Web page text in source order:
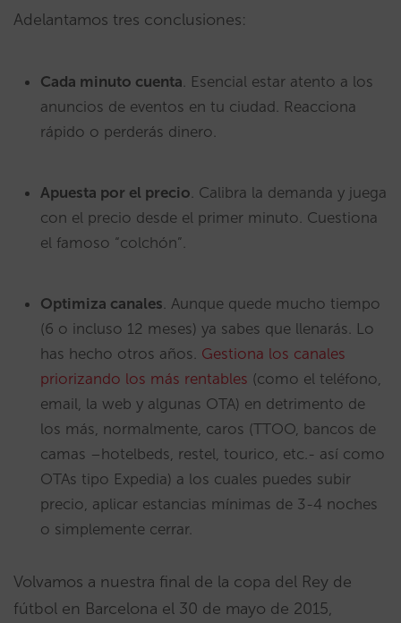
Adelantamos tres conclusiones:
Cada minuto cuenta. Esencial estar atento a los
anuncios de eventos en tu ciudad. Reacciona
rápido o perderás dinero.
Apuesta por el precio. Calibra la demanda y juega
con el precio desde el primer minuto. Cuestiona
el famoso “colchón”.
Optimiza canales. Aunque quede mucho tiempo
(6 o incluso 12 meses) ya sabes que llenarás. Lo
has hecho otros años. Gestiona los canales
priorizando los más rentables (como el teléfono,
email, la web y algunas OTA) en detrimento de
los más, normalmente, caros (TTOO, bancos de
camas –hotelbeds, restel, tourico, etc.- así como
OTAs tipo Expedia) a los cuales puedes subir
precio, aplicar estancias mínimas de 3-4 noches
o simplemente cerrar.
Volvamos a nuestra final de la copa del Rey de
fútbol en Barcelona el 30 de mayo de 2015,